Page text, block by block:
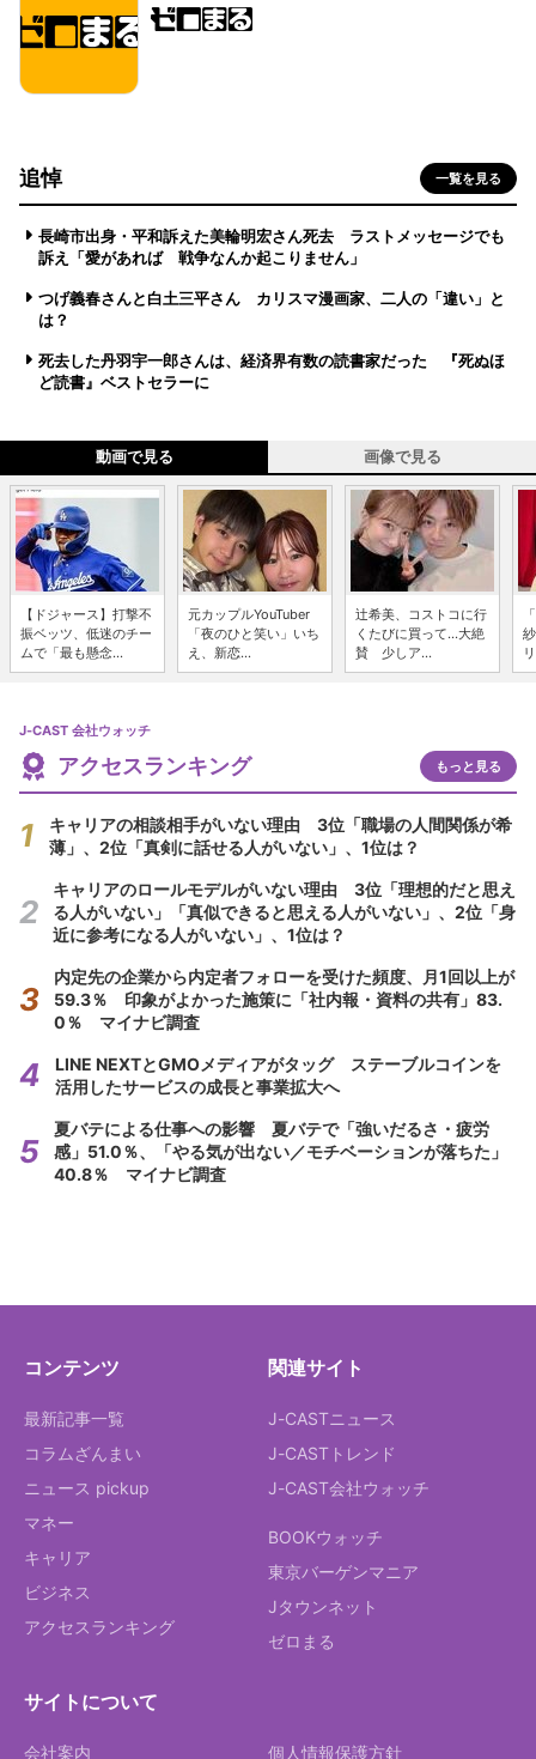
追悼 一覧を見る
長崎市出身・平和訴えた美輪明宏さん死去 ラストメッセージでも
訴え「愛があれば 戦争なんか起こりません」
つげ義春さんと白土三平さん カリスマ漫画家、二人の「違い」と
は？
死去した丹羽宇一郎さんは、経済界有数の読書家だった 『死ぬほ
ど読書』ベストセラーに
動画で見る 画像で見る
【ドジャース】打撃不
振ベッツ、低迷のチー
ムで「最も懸念...
元カップルYouTuber
「夜のひと笑い」いち
え、新恋...
辻希美、コストコに行
くたびに買って...大絶
賛 少しア...
J-CAST 会社ウォッチ
アクセスランキング もっと見る
キャリアの相談相手がいない理由 3位「職場の人間関係が希
薄」、2位「真剣に話せる人がいない」、1位は？
キャリアのロールモデルがいない理由 3位「理想的だと思え
る人がいない」「真似できると思える人がいない」、2位「身
近に参考になる人がいない」、1位は？
内定先の企業から内定者フォローを受けた頻度、月1回以上が
59.3％ 印象がよかった施策に「社内報・資料の共有」83.
0％ マイナビ調査
LINE NEXTとGMOメディアがタッグ ステーブルコインを
活用したサービスの成長と事業拡大へ
夏バテによる仕事への影響 夏バテで「強いだるさ・疲労
感」51.0％、「やる気が出ない／モチベーションが落ちた」
40.8％ マイナビ調査
コンテンツ
最新記事一覧
コラムざんまい
ニュース pickup
マネー
キャリア
ビジネス
アクセスランキング
関連サイト
J-CASTニュース
J-CASTトレンド
J-CAST会社ウォッチ
BOOKウォッチ
東京バーゲンマニア
Jタウンネット
ゼロまる
サイトについて
会社案内 個人情報保護方針